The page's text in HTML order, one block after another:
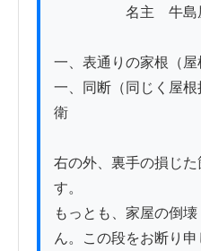
名主　牛島
一、表通りの家根（
一、同断（同じく屋
衛
右の外、裏手の損じた
す。
もっとも、家屋の倒
ん。この段をお断り申